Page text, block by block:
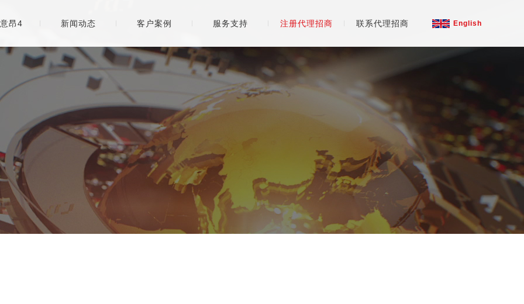
English
昂4 新闻动态 客户案例 服务支持 注册代理招商 联系代理招商